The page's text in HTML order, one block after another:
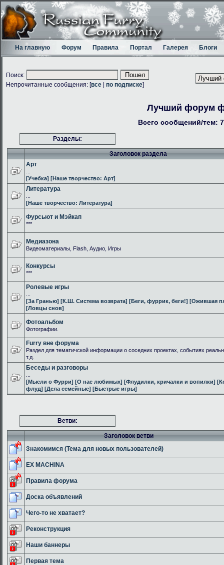
На главную Форум Правила Портал Галерея Блоги
Поиск:
Непрочитанные сообщения: [все по подписке]
Лучший форум
Всего сообщений/тем:
Разделы:
Заголовок раздела
Арт
[Учебка] [Наше творчество: Арт]
Литература
[Наше творчество: Литература]
Фурсьют и Мэйкап
***
Медиазона
Видеоматериалы, Flash, Аудио, Игры
Конкурсы
***
Ролевые игры
[За Гранью] [К.Ш. Система возврата] [Беги, фуррик, беги!] [Ожившая
[Ловцы снов]
Фотоальбом
Фотографии.
Furry вне форума
Раздел для тематичской информации о соседних проектах, событиях
т.д.
Беседы и разговоры
[Мысли о Фурри] [О нас любимых] [Флудилки, кричалки и вопилки]
флуд] [Дела семейные] [Быстрые игры]
Ветви:
Заголовок ветви
Знакомимся (Тема для новых пользователей)
EX MACHINA
Правила форума
Доска объявлений
Чего-то не хватает?
Реконструкция
Наши баннеры
Первая тема